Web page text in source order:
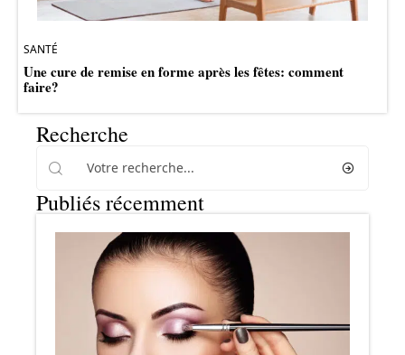
SANTÉ
Une cure de remise en forme après les fêtes: comment
faire?
Recherche
Publiés récemment